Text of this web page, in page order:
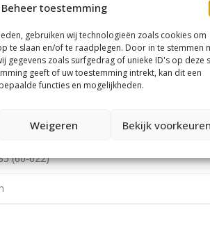
Beheer toestemming
gebruiken wij technologieën zoals cookies om
te slaan en/of te raadplegen. Door in te stemmen
gegevens zoals surfgedrag of unieke ID's op deze
geeft of uw toestemming intrekt, kan dit een
functies en mogelijkheden.
Weigeren Bekijk voorkeuren
(60-622)